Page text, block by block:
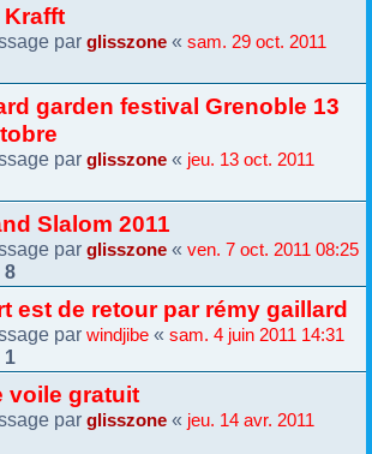
Krafft
par glisszone « sam. 29 oct. 2011
garden festival Grenoble 13
par glisszone « jeu. 13 oct. 2011
Slalom 2011
par glisszone « ven. 7 oct. 2011 08:25
8
est de retour par rémy gaillard
par windjibe « sam. 4 juin 2011 14:31
1
voile gratuit
par glisszone « jeu. 14 avr. 2011